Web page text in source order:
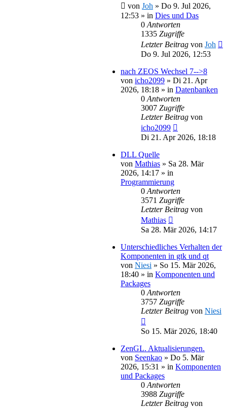
von Joh » Do 9. Jul 2026,
12:53 » in Dies und Das
0 Antworten
1335 Zugriffe
Letzter Beitrag von Joh
Do 9. Jul 2026, 12:53
nach ZEOS Wechsel 7-->8
von icho2099 » Di 21. Apr
2026, 18:18 » in Datenbanken
0 Antworten
3007 Zugriffe
Letzter Beitrag von
icho2099
Di 21. Apr 2026, 18:18
DLL Quelle
von Mathias » Sa 28. Mär
2026, 14:17 » in
Programmierung
0 Antworten
3571 Zugriffe
Letzter Beitrag von
Mathias
Sa 28. Mär 2026, 14:17
Unterschiedliches Verhalten der
Komponenten in gtk und qt
von Niesi » So 15. Mär 2026,
18:40 » in Komponenten und
Packages
0 Antworten
3757 Zugriffe
Letzter Beitrag von Niesi
So 15. Mär 2026, 18:40
ZenGL. Aktualisierungen.
von Seenkao » Do 5. Mär
2026, 15:31 » in Komponenten
und Packages
0 Antworten
3988 Zugriffe
Letzter Beitrag von